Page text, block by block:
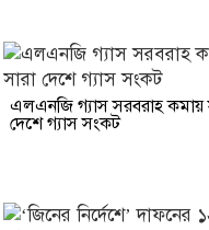
এলএনজি গ্যাস সরবরাহ কমায়
দেশে গ্যাস সংকট